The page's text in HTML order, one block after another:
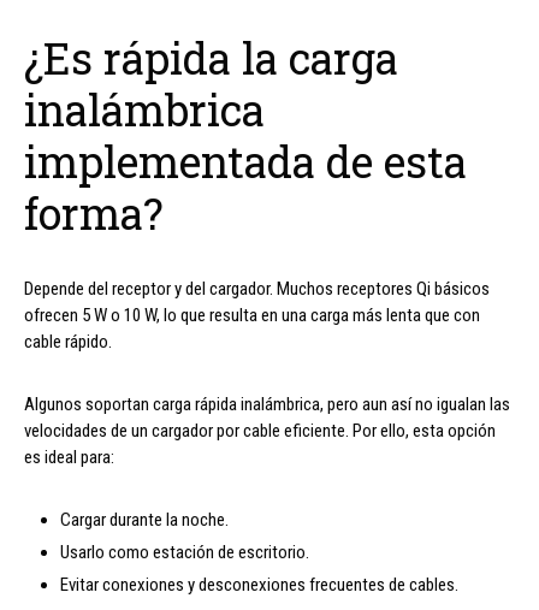
¿Es rápida la carga
inalámbrica
implementada de esta
forma?
Depende del receptor y del cargador. Muchos receptores Qi básicos
ofrecen 5 W o 10 W, lo que resulta en una carga más lenta que con
cable rápido.
Algunos soportan carga rápida inalámbrica, pero aun así no igualan las
velocidades de un cargador por cable eficiente. Por ello, esta opción
es ideal para:
Cargar durante la noche.
Usarlo como estación de escritorio.
Evitar conexiones y desconexiones frecuentes de cables.